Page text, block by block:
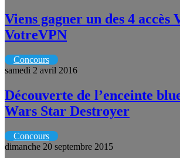
Viens gagner un des 4 accès
VotreVPN
Concours
samedi 2 avril 2016
Découverte de l’enceinte
Wars Star Destroyer
Concours
dimanche 20 septembre 2015